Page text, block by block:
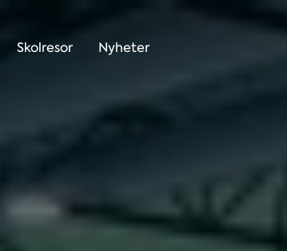
Skolresor Nyheter